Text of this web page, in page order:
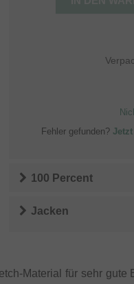
Fehler gefunden?
100 Percent
Jacken
Material für sehr gute